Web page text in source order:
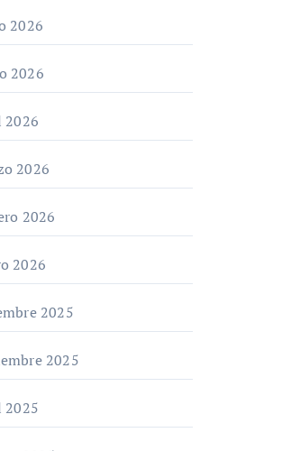
2026
2026
2026
2026
2026
2026
2025
2025
2025